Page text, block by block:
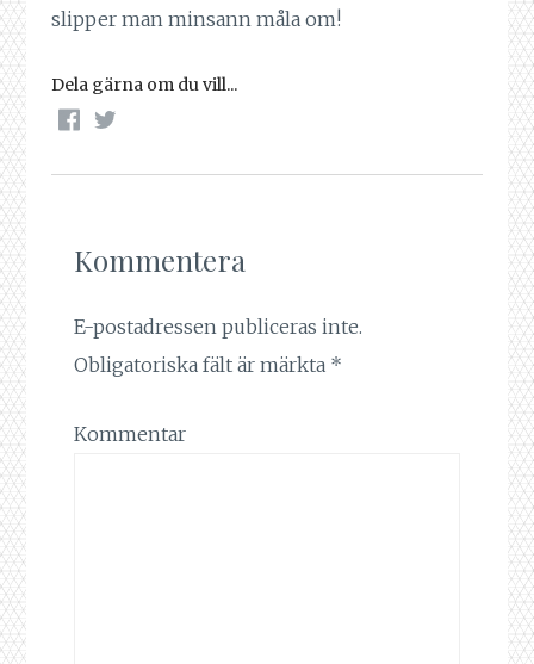
slipper man minsann måla om!
Dela gärna om du vill...
Kommentera
E-postadressen publiceras inte.
Obligatoriska fält är märkta *
Kommentar